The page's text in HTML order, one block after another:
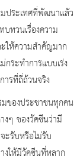
มประเทศที่พัฒนาแล้ว
ทวนเรื่องความ
ให้ความสำคัญมาก
ระทำการแบบเร่ง
ารที่ถี่ถ้วนจริง
ของประชาชนทุกคน
งๆ ของวัคซีนว่ามี
ะรับหรือไม่รับ
งให้มีวัคซีนที่หลาก